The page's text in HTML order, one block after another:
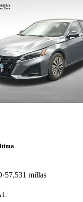
57,531 millas